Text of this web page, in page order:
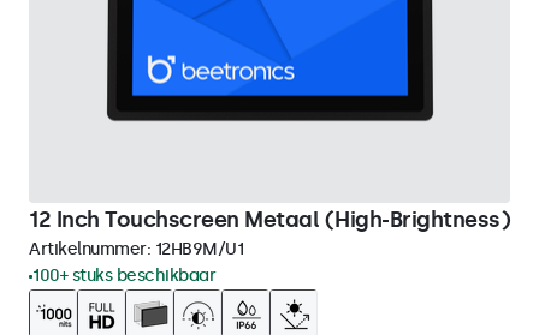
12 Inch Touchscreen Metaal (High-Brightness)
Artikelnummer: 12HB9M/U1
100+ stuks beschikbaar